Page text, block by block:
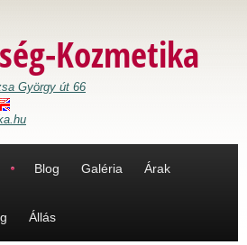
Kozmetika
György út 66
Blog Galéria Árak
Állás